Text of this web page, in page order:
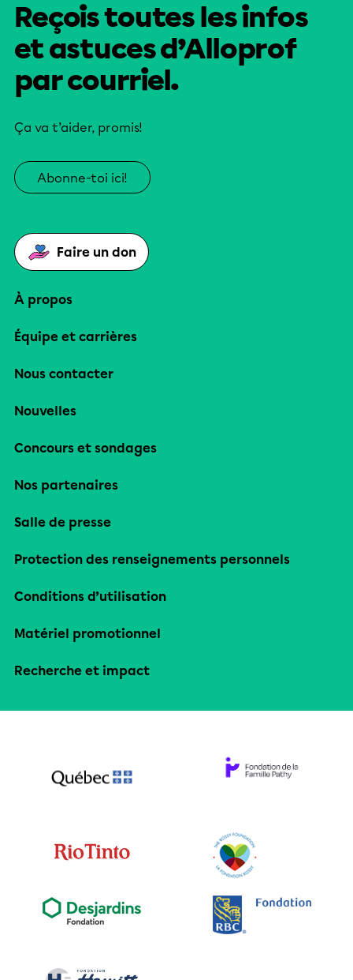
Reçois toutes les infos
et astuces d’Alloprof
par courriel.
Ça va t’aider, promis!
Abonne-toi ici!
Faire un don
À propos
Équipe et carrières
Nous contacter
Nouvelles
Concours et sondages
Nos partenaires
Salle de presse
Protection des renseignements personnels
Conditions d’utilisation
Matériel promotionnel
Recherche et impact